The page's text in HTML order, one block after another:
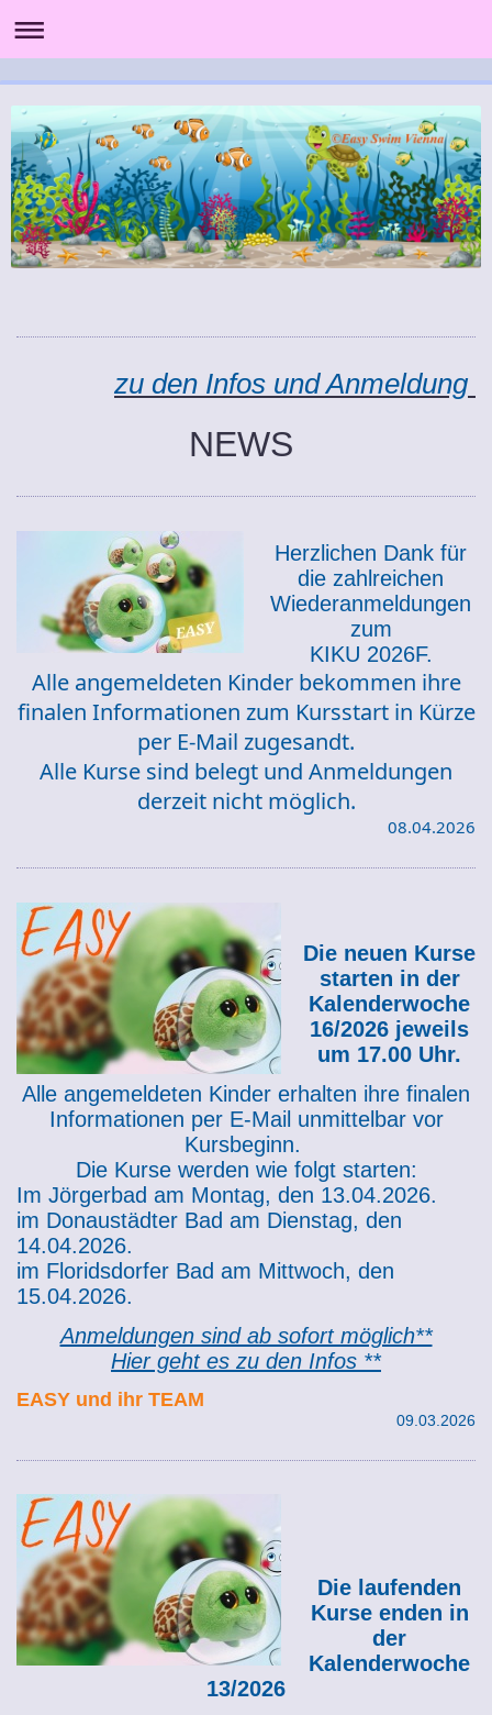
zu den Infos und Anmeldung
NEWS
Herzlichen Dank für
die zahlreichen
Wiederanmeldungen
zum
KIKU 2026F.
Alle angemeldeten Kinder bekommen ihre
finalen Informationen zum Kursstart in Kürze
per E-Mail zugesandt.
Alle Kurse sind belegt und Anmeldungen
derzeit nicht möglich.
08.04.2026
Die neuen Kurse
starten in der
Kalenderwoche
16/2026 jeweils
um 17.00 Uhr.
Alle angemeldeten Kinder erhalten ihre finalen
Informationen per E-Mail unmittelbar vor
Kursbeginn.
Die Kurse werden wie folgt starten:
Im Jörgerbad am Montag, den 13.04.2026.
im Donaustädter Bad am Dienstag, den
14.04.2026.
im Floridsdorfer Bad am Mittwoch, den
15.04.2026.
Anmeldungen sind ab sofort möglich**
Hier geht es zu den Infos **
EASY und ihr TEAM
09.03.2026
Die laufenden
Kurse enden in
der
Kalenderwoche
13/2026